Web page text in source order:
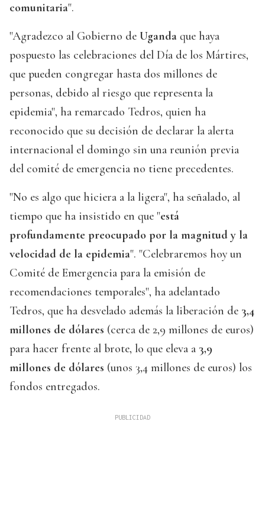
comunitaria".
"Agradezco al Gobierno de Uganda que haya
pospuesto las celebraciones del Día de los Mártires,
que pueden congregar hasta dos millones de
personas, debido al riesgo que representa la
epidemia", ha remarcado Tedros, quien ha
reconocido que su decisión de declarar la alerta
internacional el domingo sin una reunión previa
del comité de emergencia no tiene precedentes.
"No es algo que hiciera a la ligera", ha señalado, al
tiempo que ha insistido en que "está
profundamente preocupado por la magnitud y la
velocidad de la epidemia". "Celebraremos hoy un
Comité de Emergencia para la emisión de
recomendaciones temporales", ha adelantado
Tedros, que ha desvelado además la liberación de 3,4
millones de dólares (cerca de 2,9 millones de euros)
para hacer frente al brote, lo que eleva a 3,9
millones de dólares (unos 3,4 millones de euros) los
fondos entregados.